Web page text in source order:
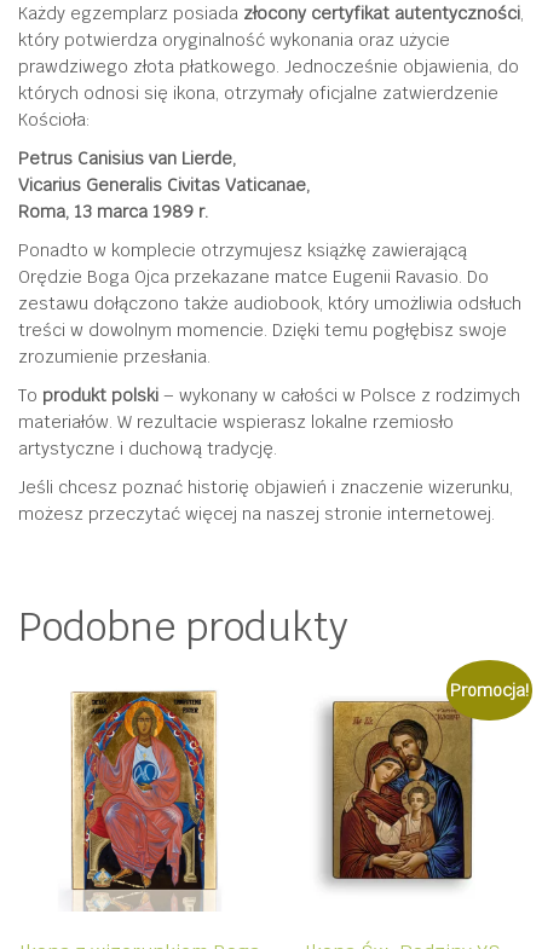
Każdy egzemplarz posiada złocony certyfikat autentyczności,
który potwierdza oryginalność wykonania oraz użycie
prawdziwego złota płatkowego. Jednocześnie objawienia, do
których odnosi się ikona, otrzymały oficjalne zatwierdzenie
Kościoła:
Petrus Canisius van Lierde,
Vicarius Generalis Civitas Vaticanae,
Roma, 13 marca 1989 r.
Ponadto w komplecie otrzymujesz książkę zawierającą
Orędzie Boga Ojca przekazane matce Eugenii Ravasio. Do
zestawu dołączono także audiobook, który umożliwia odsłuch
treści w dowolnym momencie. Dzięki temu pogłębisz swoje
zrozumienie przesłania.
To produkt polski – wykonany w całości w Polsce z rodzimych
materiałów. W rezultacie wspierasz lokalne rzemiosło
artystyczne i duchową tradycję.
Jeśli chcesz poznać historię objawień i znaczenie wizerunku,
możesz przeczytać więcej na naszej stronie internetowej.
Podobne produkty
Promocja!